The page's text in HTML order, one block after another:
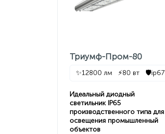
Триумф-Пром-80
✨12800 лм ⚡80 вт 🛡️ip67
Идеальный диодный
светильник IP65
производственного типа для
освещения промышленный
объектов